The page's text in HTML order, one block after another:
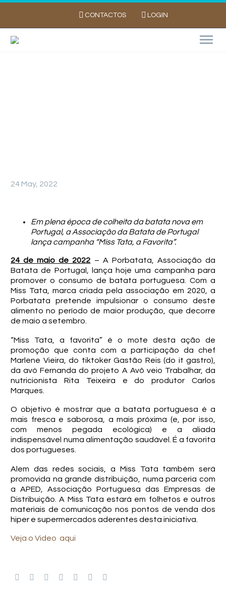
CONTACTOS LOGIN
24 May, 2022
Em plena época de colheita da batata nova em
Portugal, a Associação da Batata de Portugal
lança campanha “Miss Tata, a Favorita”.
24 de maio de 2022 – A Porbatata, Associação da
Batata de Portugal, lança hoje uma campanha para
promover o consumo de batata portuguesa. Com a
Miss Tata, marca criada pela associação em 2020, a
Porbatata pretende impulsionar o consumo deste
alimento no período de maior produção, que decorre
de maio a setembro.
“Miss Tata, a favorita” é o mote desta ação de
promoção que conta com a participação da chef
Marlene Vieira, do tiktoker Gastão Reis (do it gastro),
da avó Fernanda do projeto A Avô veio Trabalhar, da
nutricionista Rita Teixeira e do produtor Carlos
Marques.
O objetivo é mostrar que a batata portuguesa é a
mais fresca e saborosa, a mais próxima (e, por isso,
com menos pegada ecológica) e a aliada
indispensável numa alimentação saudável. É a favorita
dos portugueses.
Alem das redes sociais, a Miss Tata também será
promovida na grande distribuição, numa parceria com
a APED, Associação Portuguesa das Empresas de
Distribuição. A Miss Tata estará em folhetos e outros
materiais de comunicação nos pontos de venda dos
hiper e supermercados aderentes desta iniciativa.
Veja o Video aqui